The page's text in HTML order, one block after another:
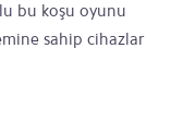
bu koşu oyunu
sahip cihazlar